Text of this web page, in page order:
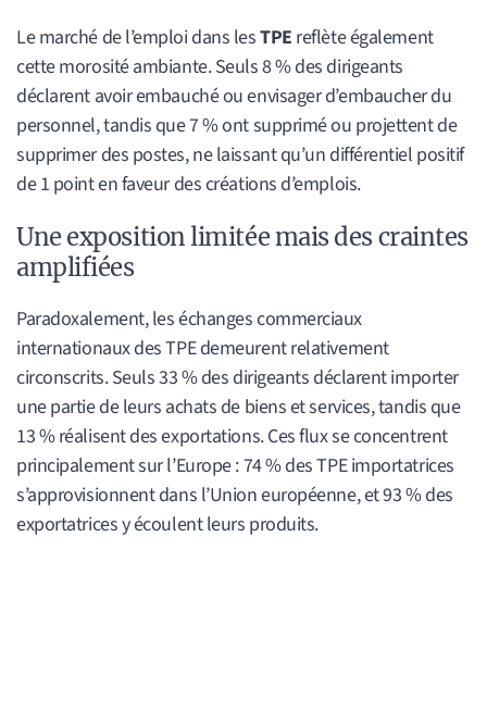
Le marché de l’emploi dans lesTPE reflète également
cette morosité ambiante. Seuls 8 % des dirigeants
déclarent avoir embauché ou envisager d’embaucher du
personnel, tandis que 7 % ont supprimé ou projettent de
supprimer des postes, ne laissant qu’un différentiel positif
de 1 point en faveur des créations d’emplois.
Une exposition limitée mais des craintes
amplifiées
Paradoxalement, les échanges commerciaux
internationaux des TPE demeurent relativement
circonscrits. Seuls 33 % des dirigeants déclarent importer
une partie de leurs achats de biens et services, tandis que
13 % réalisent des exportations. Ces flux se concentrent
principalement sur l’Europe : 74 % des TPE importatrices
s’approvisionnent dans l’Union européenne, et 93 % des
exportatrices y écoulent leurs produits.